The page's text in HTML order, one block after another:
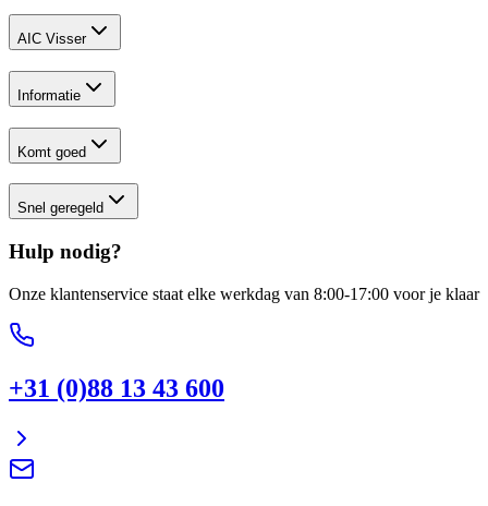
AIC Visser
Informatie
Komt goed
Snel geregeld
Hulp nodig?
Onze klantenservice staat elke werkdag van 8:00-17:00 voor je klaar
+31 (0)88 13 43 600